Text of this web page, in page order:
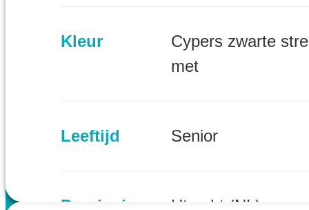
Kleur
Cypers zwarte
met
Leeftijd Senior
Provincie Utrecht (NL)